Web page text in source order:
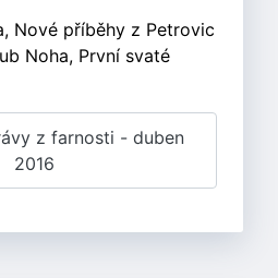
Nové příběhy z Petrovic
Noha, První svaté
z farnosti - duben
2016